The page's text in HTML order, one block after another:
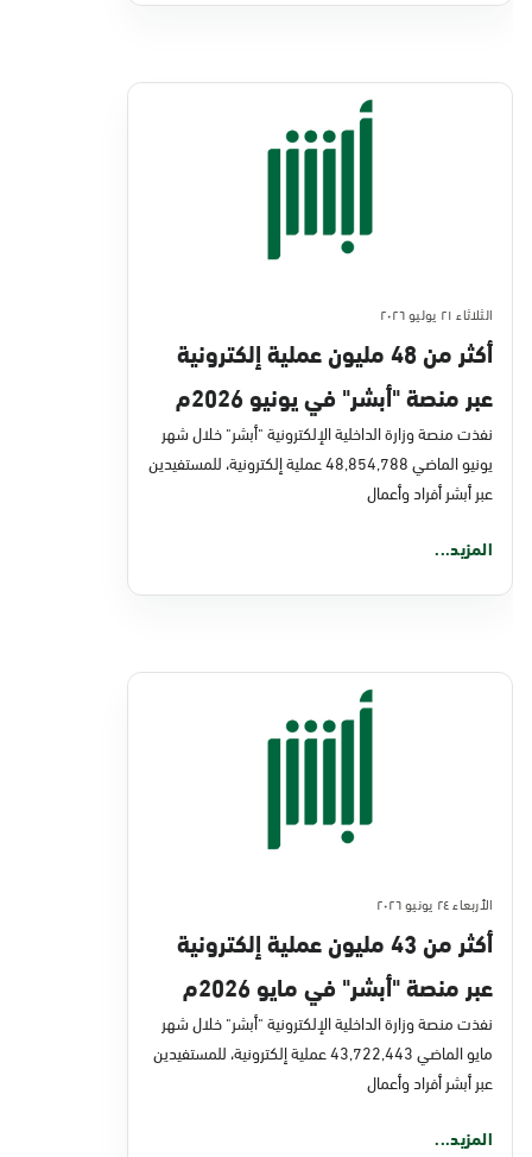
الثلاثاء ٢١ يوليو ٢٠٢٦
أكثر من 48 مليون عملية إلكترونية
عبر منصة "أبشر" في يونيو 2026م
نفذت منصة وزارة الداخلية الإلكترونية "أبشر" خلال شهر
يونيو الماضي 48,854,788 عملية إلكترونية، للمستفيدين
عبر أبشر أفراد وأعمال
المزيد...
الأربعاء ٢٤ يونيو ٢٠٢٦
أكثر من 43 مليون عملية إلكترونية
عبر منصة "أبشر" في مايو 2026م
نفذت منصة وزارة الداخلية الإلكترونية "أبشر" خلال شهر
مايو الماضي 43,722,443 عملية إلكترونية، للمستفيدين
عبر أبشر أفراد وأعمال
المزيد...